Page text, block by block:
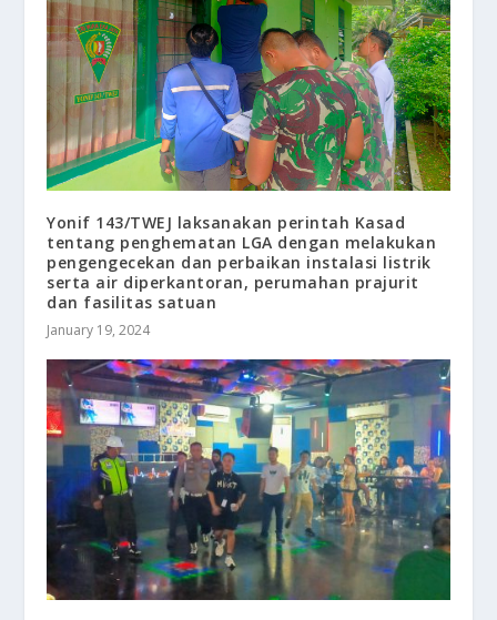
Yonif 143/TWEJ laksanakan perintah Kasad
tentang penghematan LGA dengan melakukan
pengengecekan dan perbaikan instalasi listrik
serta air diperkantoran, perumahan prajurit
dan fasilitas satuan
January 19, 2024